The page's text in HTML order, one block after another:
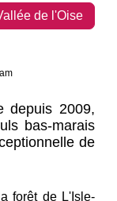
de l'Oise
depuis 2009,
bas-marais
de
forêt de L'Isle-